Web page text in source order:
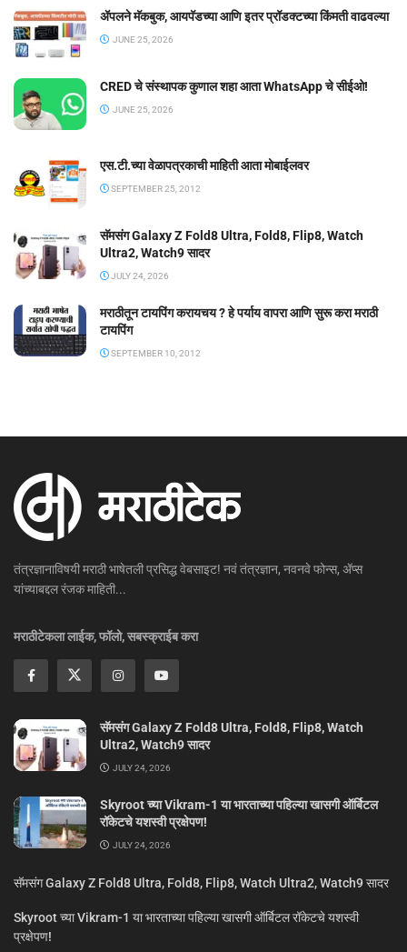
ॲपलने मॅकबुक, आयपॅडच्या आणि इतर प्रॉडक्टच्या किंमती वाढवल्या
JUNE 25, 2026
CRED चे संस्थापक कुणाल शहा आता WhatsApp चे सीईओ!
JUNE 25, 2026
एस.टी.च्या वेळापत्रकाची माहिती आता मोबाईलवर
SEPTEMBER 25, 2012
सॅमसंग Galaxy Z Fold8 Ultra, Fold8, Flip8, Watch
Ultra2, Watch9 सादर
JULY 24, 2026
मराठीतून टायपिंग करायचय ? हे पर्याय वापरा आणि सुरू करा मराठी
टायपिंग
SEPTEMBER 10, 2012
तंत्रज्ञानाविषयी मराठी भाषेतली प्रसिद्ध वेबसाइट! नवं तंत्रज्ञान, नवनवे फोन्स, ॲप्स
यांच्याबद्दल रंजक माहिती...
मराठीटेकला लाईक, फॉलो, सबस्क्राईब करा
सॅमसंग Galaxy Z Fold8 Ultra, Fold8, Flip8, Watch
Ultra2, Watch9 सादर
JULY 24, 2026
Skyroot च्या Vikram-1 या भारताच्या पहिल्या खासगी ऑर्बिटल
रॉकेटचे यशस्वी प्रक्षेपण!
JULY 24, 2026
सॅमसंग Galaxy Z Fold8 Ultra, Fold8, Flip8, Watch Ultra2, Watch9 सादर
Skyroot च्या Vikram-1 या भारताच्या पहिल्या खासगी ऑर्बिटल रॉकेटचे यशस्वी
प्रक्षेपण!